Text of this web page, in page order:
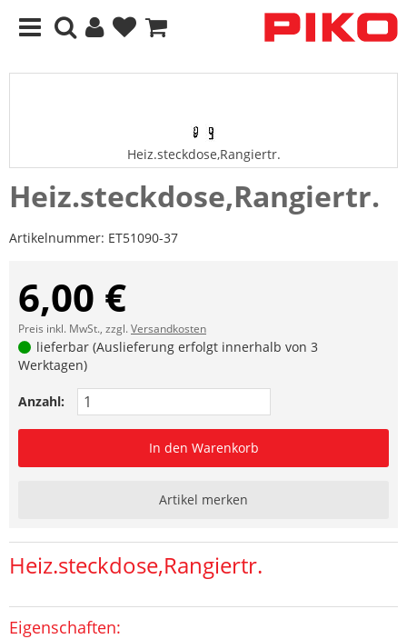
Heiz.steckdose,Rangiertr.
Heiz.steckdose,Rangiertr.
Artikelnummer: ET51090-37
6,00 €
Preis inkl. MwSt., zzgl.Versandkosten
lieferbar (Auslieferung erfolgt innerhalb von 3
Werktagen)
Anzahl:
In den Warenkorb
Artikel merken
Heiz.steckdose,Rangiertr.
Eigenschaften: